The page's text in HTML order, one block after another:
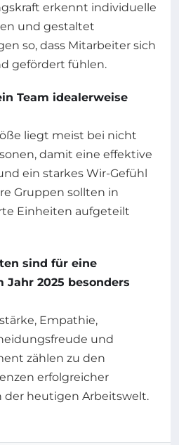
erkennt individuelle
und gestaltet
so, dass Mitarbeiter sich
gefördert fühlen.
Team idealerweise
liegt meist bei nicht
damit eine effektive
ein starkes Wir-Gefühl
Gruppen sollten in
Einheiten aufgeteilt
sind für eine
Jahr 2025 besonders
Empathie,
und
zählen zu den
erfolgreicher
der heutigen Arbeitswelt.